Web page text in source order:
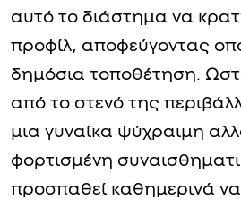
αυτό το διάστημα να
προφίλ, αποφεύγοντας
δημόσια τοποθέτηση.
από το στενό της
μια γυναίκα ψύχραιμη
φορτισμένη
προσπαθεί καθημερινά